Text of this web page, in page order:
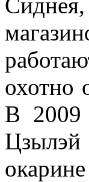
охотно
В 2009
Цзылэй